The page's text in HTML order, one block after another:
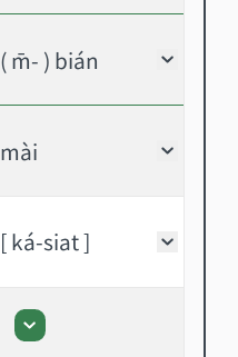
( m̄- ) bián （毋）
mài 莫 - 展
[ ká-siat ] [假設]
咧 - 展開或關閉